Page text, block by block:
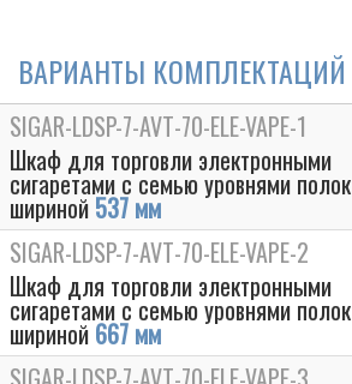
ВАРИАНТЫ КОМПЛЕКТАЦИЙ
SIGAR-LDSP-7-AVT-70-ELE-VAPE-1
Шкаф для торговли электронными
сигаретами с семью уровнями полок
шириной 537 мм
SIGAR-LDSP-7-AVT-70-ELE-VAPE-2
Шкаф для торговли электронными
сигаретами с семью уровнями полок
шириной 667 мм